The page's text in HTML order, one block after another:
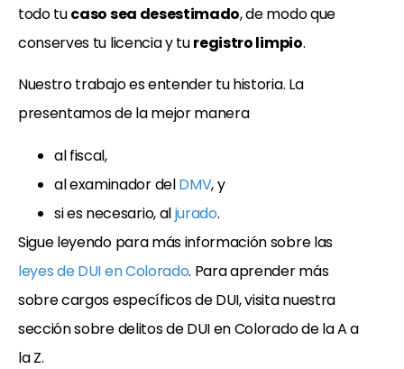
todo tucaso sea desestimado, de modo que
conserves tu licencia y turegistro limpio.
Nuestro trabajo es entender tu historia. La
presentamos de la mejor manera
al fiscal,
al examinador delDMV, y
si es necesario, aljurado.
Sigue leyendo para más información sobre las
leyes de DUI en Colorado. Para aprender más
sobre cargos específicos de DUI, visita nuestra
sección sobre delitos de DUI en Colorado de la A a
la Z.